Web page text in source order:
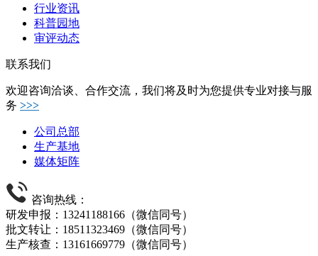
行业资讯
科普园地
审评动态
联系我们
欢迎咨询洽谈、合作交流，我们将及时为您提供专业对接与服
务 >>>
公司总部
生产基地
媒体矩阵
咨询热线：
研发申报：13241188166（微信同号）
批文转让：18511323469（微信同号）
生产核查：13161669779（微信同号）